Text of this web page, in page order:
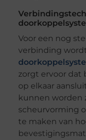
Voor een nog
verbinding
zorgt ervoor dat
op elkaar
kunnen worden
scheurvorming
te maken van